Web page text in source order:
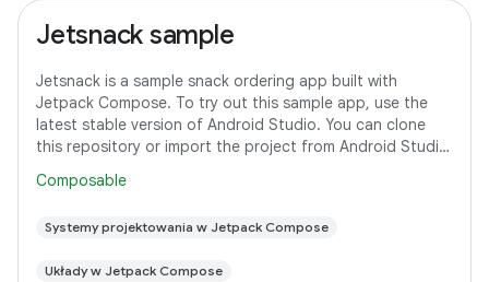
Jetsnack sample
Jetsnack is a sample snack ordering app built with
Jetpack Compose. To try out this sample app, use the
latest stable version of Android Studio. You can clone
this repository or import the project from Android Studio
Composable
Systemy projektowania w Jetpack Compose
Układy w Jetpack Compose